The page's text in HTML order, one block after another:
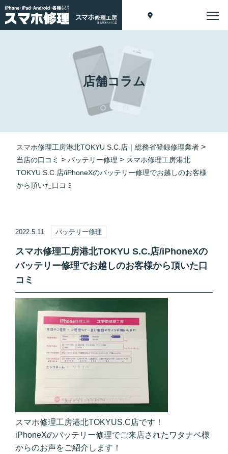
店舗コラム
スマホ修理工房港北TOKYU S.C.店｜総務省登録修理業者 >
当店の口コミ > バッテリー修理 > スマホ修理工房港北
TOKYU S.C.店/iPhoneXのバッテリー修理でお越しのお客様
から頂いた口コミ
2022.5.11 バッテリー修理
スマホ修理工房港北TOKYU S.C.店/iPhoneXの
バッテリー修理でお越しのお客様から頂いた口
コミ
スマホ修理工房港北TOKYUS.C店です！
iPhoneXのバッテリー修理でご来店されたワタナベ様
からのお声をご紹介します！